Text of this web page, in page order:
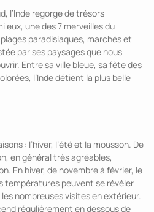
l’Inde regorge de trésors
eux, une des 7 merveilles du
paradisiaques, marchés et
par ses paysages que nous
Entre sa ville bleue, sa fête des
l’Inde détient la plus belle
: l’hiver, l’été et la mousson. De
en général très agréables,
En hiver, de novembre à février, le
températures peuvent se révéler
nombreuses visites en extérieur.
régulièrement en dessous de